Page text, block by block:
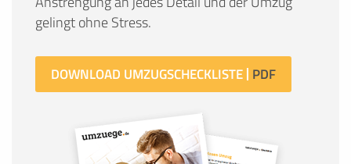
gelingt ohne Stress.
DOWNLOAD UMZUGSCHECKLISTE